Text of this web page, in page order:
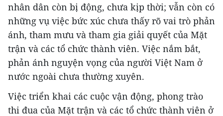
nhân dân còn bị động, chưa kịp thời; vẫn còn có
những vụ việc bức xúc chưa thấy rõ vai trò phản
ánh, tham mưu và tham gia giải quyết của Mặt
trận và các tổ chức thành viên. Việc nắm bắt,
phản ánh nguyện vọng của người Việt Nam ở
nước ngoài chưa thường xuyên.
Việc triển khai các cuộc vận động, phong trào
thi đua của Mặt trận và các tổ chức thành viên ở